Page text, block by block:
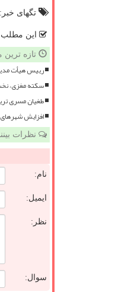
تگهای خبر:
این مطلب
تازه
رییس هیأت
سکته مغزی،
طغیان مسری ترین ویروس جهان
افزایش
نظرات
نام:
ایمیل:
نظر:
سوال: